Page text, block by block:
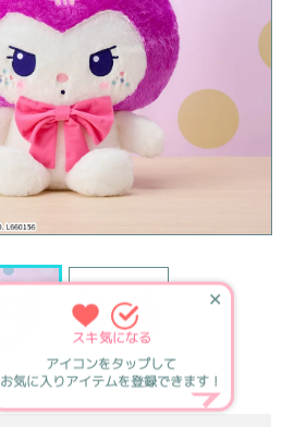
✕
スキ気になる
アイコンをタップして
お気に入りアイテムを登録できます！